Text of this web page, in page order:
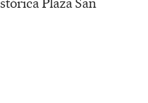
Plaza San